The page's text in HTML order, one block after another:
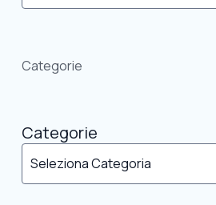
Categorie
Categorie
Seleziona Categoria